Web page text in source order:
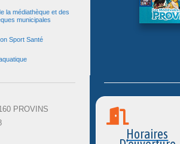
la médiathèque et des
municipales
Sport Santé
PROVINS
Horaires